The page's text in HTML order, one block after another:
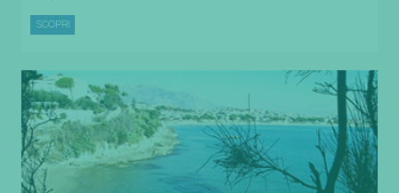
SCOPRI